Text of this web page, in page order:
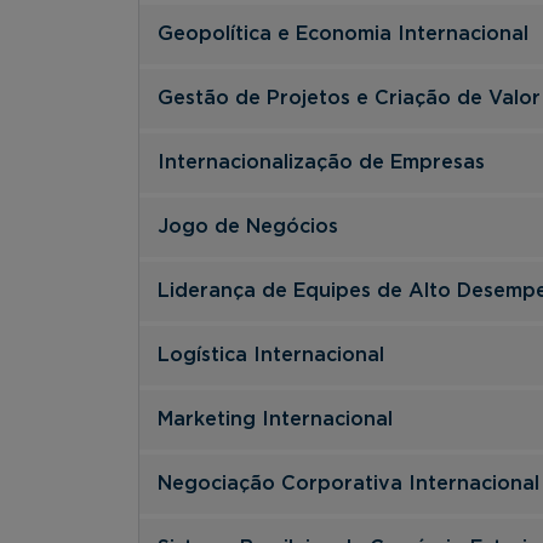
Geopolítica e Economia Internacional
Gestão de Projetos e Criação de Valor
Internacionalização de Empresas
Jogo de Negócios
Liderança de Equipes de Alto
Logística Internacional
Marketing Internacional
Negociação Corporativa Internacional